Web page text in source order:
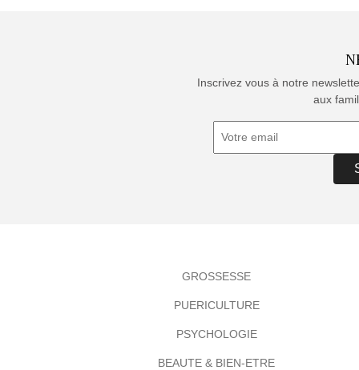
Inscrivez vous à notre
aux
GROSSESSE
PUERICULTURE
PSYCHOLOGIE
BEAUTE & BIEN-ETRE